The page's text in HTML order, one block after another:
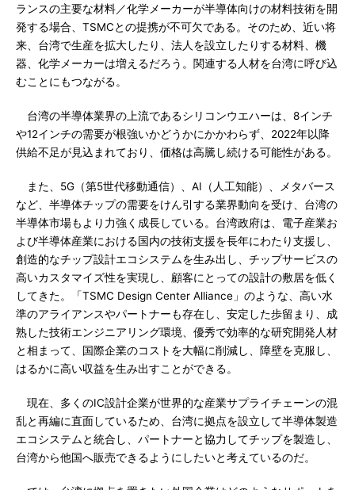
ランスの主要な材料／化学メーカーが半導体向けの材料技術を開
発する場合、TSMCとの提携が不可欠である。そのため、近い将
来、台湾で生産を拡大したり、法人を設立したりする材料、機
器、化学メーカーは増えるだろう。関連する人材を台湾に呼び込
むことにもつながる。
台湾の半導体業界の上流であるシリコンウエハーは、8インチ
や12インチの需要が根強いかどうかにかかわらず、2022年以降
供給不足が見込まれており、価格は高騰し続ける可能性がある。
また、5G（第5世代移動通信）、AI（人工知能）、メタバース
など、半導体チップの需要をけん引する業界動向を受け、台湾の
半導体市場もより力強く成長している。台湾政府は、電子産業お
よび半導体産業における国内の技術支援を長年にわたり支援し、
創造的なチップ設計エコシステムを生み出し、チップサービスの
高いカスタマイズ性を実現し、顧客にとっての設計の敷居を低く
してきた。「TSMC Design Center Alliance」のような、高い水
準のアライアンスやパートナーも存在し、安定した歩留まり、成
熟した技術エンジニアリング環境、優秀で効率的な研究開発人材
と相まって、国際企業のコストを大幅に削減し、障壁を克服し、
はるかに高い収益を生み出すことができる。
現在、多くのIC設計企業が世界的な産業サプライチェーンの混
乱と再編に直面しているため、台湾に拠点を設立して半導体製造
エコシステムと統合し、パートナーと協力してチップを製造し、
台湾から他国へ販売できるようにしたいと考えているのだ。